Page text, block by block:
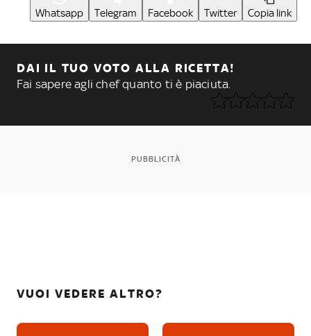
Whatsapp Telegram Facebook Twitter Copia link
DAI IL TUO VOTO ALLA RICETTA!
Fai sapere agli chef quanto ti è piaciuta.
PUBBLICITÀ
VUOI VEDERE ALTRO?